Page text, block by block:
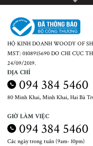
HỘ KINH DOANH WOODY OF
MST: 0108915690 DO CHI CỤC
24/09/2019.
ĐỊA CHỈ
094 384 5460
80 Minh Khai, Minh Khai, Hai Bà
GIỜ LÀM VIỆC
094 384 5460
Các ngày trong tuần (9am- 10pm)